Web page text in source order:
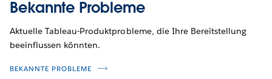
Bekannte Probleme
Aktuelle Tableau-Produktprobleme, die Ihre Bereitstellung
beeinflussen könnten.
BEKANNTE PROBLEME